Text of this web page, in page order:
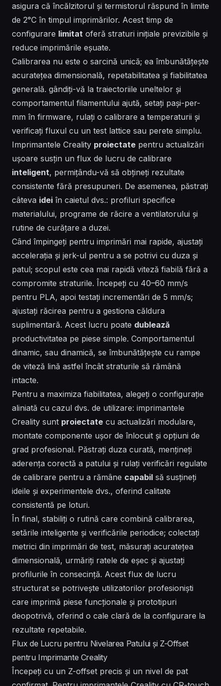
asigura că încălzitorul și termistorul răspund în limite
de 2°C în timpul imprimărilor. Acest timp de
configurare limitat oferă straturi inițiale previzibile și
reduce imprimările eșuate.
Calibrarea nu este o sarcină unică; ea îmbunătățește
acuratețea dimensională, repetabilitatea și fiabilitatea
generală. gândiți-vă la traiectoriile uneltelor și
comportamentul filamentului ajută, setați pași-per-
mm în firmware, rulați o calibrare a temperaturii și
verificați fluxul cu un test lattice sau perete simplu.
Imprimantele Creality proiectate pentru actualizări
ușoare susțin un flux de lucru de calibrare
inteligent, permițându-vă să obțineți rezultate
consistente fără presupuneri. De asemenea, păstrați
câteva idei în caietul dvs.: profiluri specifice
materialului, programe de răcire a ventilatorului și
rutine de curățare a duzei.
Când împingeți pentru imprimări mai rapide, ajustați
accelerația și jerk-ul pentru a se potrivi cu duza și
patul; scopul este cea mai rapidă viteză fiabilă fără a
compromite straturile. Începeți cu 40–60 mm/s
pentru PLA, apoi testați incrementări de 5 mm/s;
ajustați răcirea pentru a gestiona căldura
suplimentară. Acest lucru poate dublează
productivitatea pe piese simple. Comportamentul
dinamic, sau dinamică, se îmbunătățește cu rampe
de viteză lină astfel încât straturile să rămână
intacte.
Pentru a maximiza fiabilitatea, alegeți o configurație
aliniată cu cazul dvs. de utilizare: imprimantele
Creality sunt proiectate cu actualizări modulare,
montate componente ușor de înlocuit și opțiuni de
grad profesional. Păstrați duza curată, mențineți
aderența corectă a patului și rulați verificări regulate
de calibrare pentru a rămâne capabil să susțineți
ideile și experimentele dvs., oferind calitate
consistentă pe loturi.
În final, stabiliți o rutină care combină calibrarea,
setările inteligente și verificările periodice; colectați
metrici din imprimări de test, măsurați acuratețea
dimensională, urmăriți ratele de eșec și ajustați
profilurile în consecință. Acest flux de lucru
structurat se potrivește utilizatorilor profesioniști
care imprimă piese funcționale și prototipuri
deopotrivă, oferind o cale clară de la configurare la
rezultate repetabile.
Flux de Lucru pentru Nivelarea Patului și Z-Offset
pentru Imprimante Creality
Începeți cu un Z-offset precis și un nivel de pat